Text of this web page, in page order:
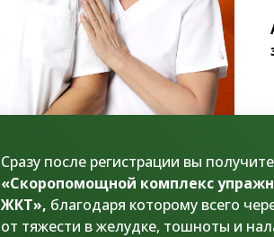
Сразу после регистрации вы
«Скоропомощной комплекс
ЖКТ», благодаря которому всего
от тяжести в желудке, тошноты и